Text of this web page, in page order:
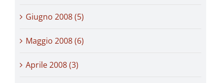
Giugno 2008 (5)
Maggio 2008 (6)
Aprile 2008 (3)